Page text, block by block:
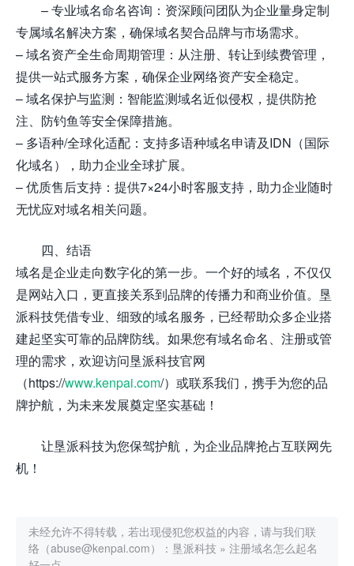
– 专业域名命名咨询：资深顾问团队为企业量身定制
专属域名解决方案，确保域名契合品牌与市场需求。
– 域名资产全生命周期管理：从注册、转让到续费管理，
提供一站式服务方案，确保企业网络资产安全稳定。
– 域名保护与监测：智能监测域名近似侵权，提供防抢
注、防钓鱼等安全保障措施。
– 多语种/全球化适配：支持多语种域名申请及IDN（国际
化域名），助力企业全球扩展。
– 优质售后支持：提供7×24小时客服支持，助力企业随时
无忧应对域名相关问题。
四、结语
域名是企业走向数字化的第一步。一个好的域名，不仅仅
是网站入口，更直接关系到品牌的传播力和商业价值。垦
派科技凭借专业、细致的域名服务，已经帮助众多企业搭
建起坚实可靠的品牌防线。如果您有域名命名、注册或管
理的需求，欢迎访问垦派科技官网
（https://www.kenpai.com/）或联系我们，携手为您的品
牌护航，为未来发展奠定坚实基础！
让垦派科技为您保驾护航，为企业品牌抢占互联网先
机！
未经允许不得转载，若出现侵犯您权益的内容，请与我们联
络（abuse@kenpai.com）： 垦派科技 » 注册域名怎么起名